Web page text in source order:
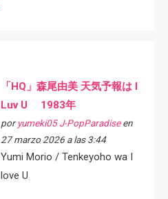
「HQ」森尾由美 天気予報は I
Luv U 1983年
por yumeki05 J-PopParadiseen
27 marzo 2026 a las 3:44
Yumi Morio / Tenkeyoho wa I
love U